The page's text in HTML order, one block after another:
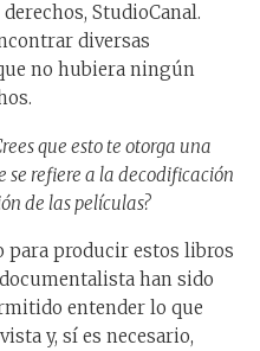
StudioCanal.
diversas
no hubiera ningún
que esto te otorga una
refiere a la decodificación
de las películas?
para producir estos libros
han sido
entender lo que
y, sí es necesario,